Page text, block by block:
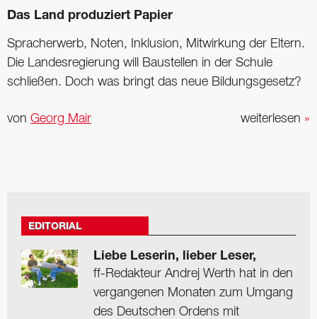
Das Land produziert Papier
Spracherwerb, Noten, Inklusion, ­Mitwirkung der Eltern.
Die Landes­regierung will Baustellen in der Schule
schließen. Doch was bringt das neue Bildungsgesetz?
weiterlesen »
von Georg Mair
EDITORIAL
Liebe Leserin, lieber Leser,
ff-Redakteur Andrej Werth hat in den
vergangenen Monaten zum Umgang
des Deutschen Ordens mit